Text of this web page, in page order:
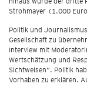
Strohmayer (1.000
Politik und
Gesellschaft zu
Interview mit
Wertschätzung und
Sichtweisen“. Politik
Vorhaben zu erklären.